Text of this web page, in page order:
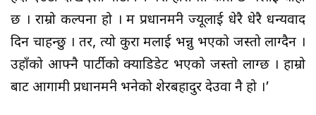
छ । राम्रो कल्पना हो । म प्रधानमन्त्री ज्यूलाई धेरै धेरै धन्यवाद
दिन चाहन्छु । तर, त्यो कुरा मलाई भन्नु भएको जस्तो लाग्दैन ।
उहाँको आफ्नै पार्टीको क्याडिडेट भएको जस्तो लाग्छ । हाम्रो
बाट आगामी प्रधानमन्त्री भनेको शेरबहादुर देउवा नै हो ।’